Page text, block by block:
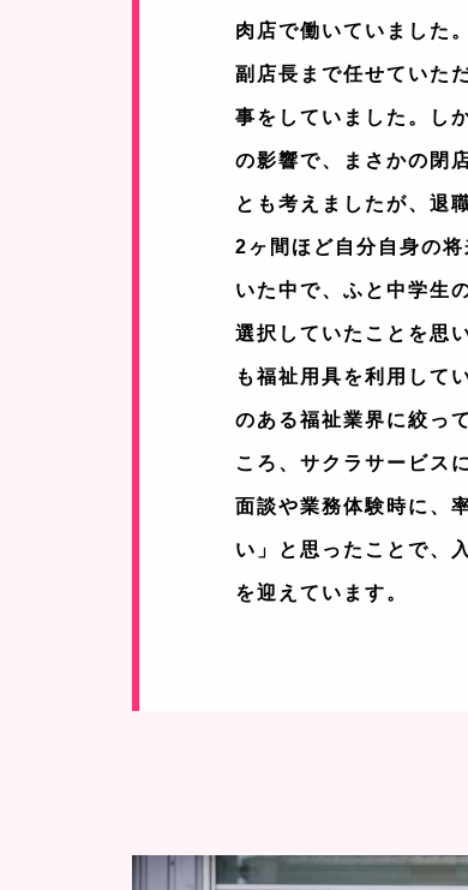
肉店で働いていました
副店長まで任せていた
事をしていました。し
の影響で、まさかの閉
とも考えましたが、退
2ヶ間ほど自分自身の
いた中で、ふと中学生
選択していたことを思
も福祉用具を利用して
のある福祉業界に絞っ
ころ、サクラサービス
面談や業務体験時に、
い」と思ったことで、
を迎えています。